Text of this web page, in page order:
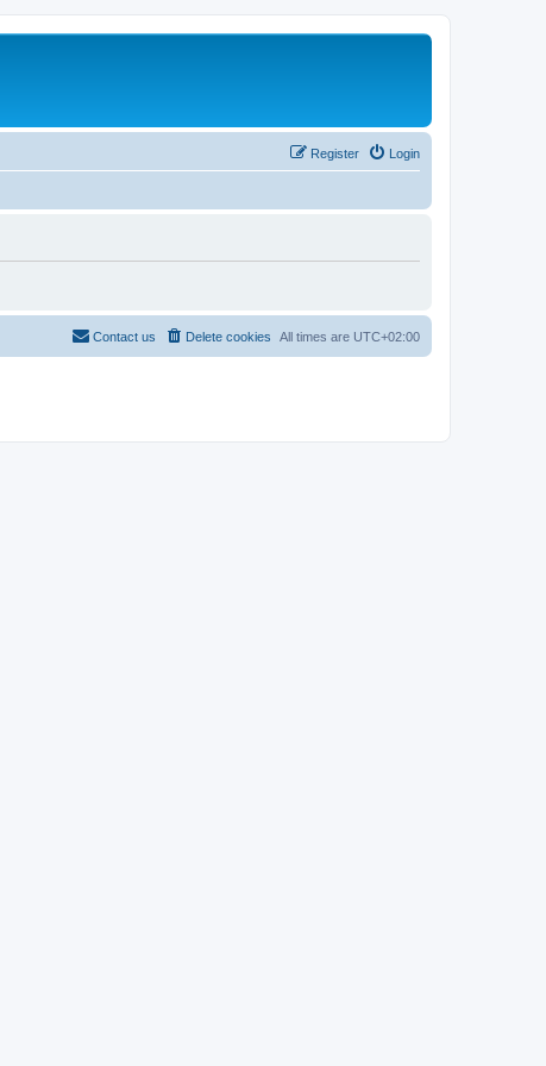
Login
Register
All times are UTC+02:00
Delete cookies
Contact us